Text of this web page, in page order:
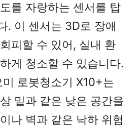
를 자랑하는 센서를 탑
. 이 센서는 3D로 장애
피할 수 있어, 실내 환
게 청소할 수 있습니다.
로봇청소기 X10+는
밑과 같은 낮은 공간을
나 벽과 같은 낙하 위험